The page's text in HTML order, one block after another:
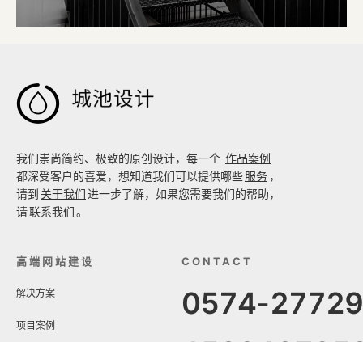

我们崇尚简约、极致的原创设计，每一个 作品案例
都深受客户的喜爱，想知道我们可以提供哪些服务 ，
请到 关于我们进一步了解，如果您需要我们的帮助，
请联系我们。
高端网站建设
解决方案
项目案例
CONTACT
0574-